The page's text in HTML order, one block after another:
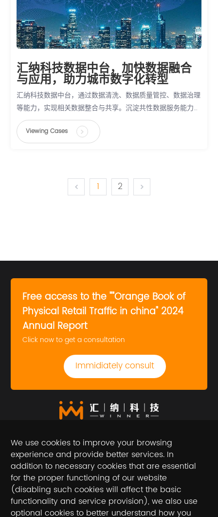
汇纳科技数据中台，加快数据融合
与应用，助力城市数字化转型
汇纳科技数据中台，通过数据清洗、数据质量管控、数据治理
等能力，实现相关数据整合与共享。沉淀共性数据服务能力，
有效支撑业务应用，赋能城市数字化转型过程中数据的场景化
应用，为城市创新发展和城市治理能力提升助力。
Viewing Cases
1 2
We use cookies to improve your browsing
experience and provide better services. In
addition to necessary cookies that are essential
for the proper functioning of our website
(disabling such cookies will affect the basic
functionality and service provision), we also use
optional cookies to better understand how you
Free access to the ""Orange Book of
Physical Retail Traffic in china" 2024
Annual Report
Click now to get a consultation
Immidiately consult
Follow the official account